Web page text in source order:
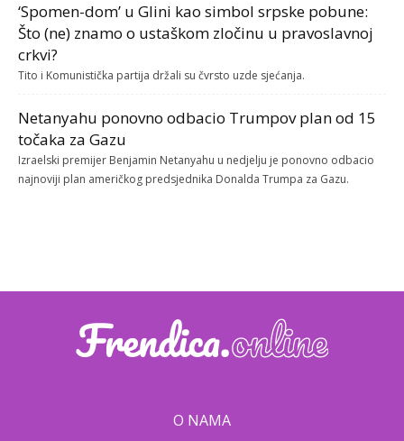
‘Spomen-dom’ u Glini kao simbol srpske pobune:
Što (ne) znamo o ustaškom zločinu u pravoslavnoj
crkvi?
Tito i Komunistička partija držali su čvrsto uzde sjećanja.
Netanyahu ponovno odbacio Trumpov plan od 15
točaka za Gazu
Izraelski premijer Benjamin Netanyahu u nedjelju je ponovno odbacio
najnoviji plan američkog predsjednika Donalda Trumpa za Gazu.
O NAMA